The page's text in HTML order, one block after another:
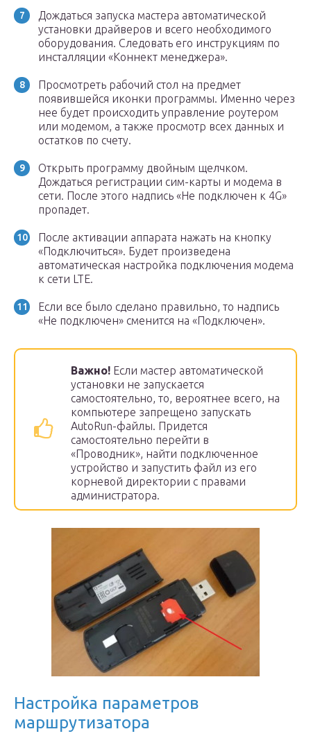
Дождаться запуска мастера автоматической
установки драйверов и всего необходимого
оборудования. Следовать его инструкциям по
инсталляции «Коннект менеджера».
Просмотреть рабочий стол на предмет
появившейся иконки программы. Именно через
нее будет происходить управление роутером
или модемом, а также просмотр всех данных и
остатков по счету.
Открыть программу двойным щелчком.
Дождаться регистрации сим-карты и модема в
сети. После этого надпись «Не подключен к 4G»
пропадет.
После активации аппарата нажать на кнопку
«Подключиться». Будет произведена
автоматическая настройка подключения модема
к сети LTE.
Если все было сделано правильно, то надпись
«Не подключен» сменится на «Подключен».
Важно! Если мастер автоматической
установки не запускается
самостоятельно, то, вероятнее всего, на
компьютере запрещено запускать
AutoRun-файлы. Придется
самостоятельно перейти в
«Проводник», найти подключенное
устройство и запустить файл из его
корневой директории с правами
администратора.
Настройка параметров
маршрутизатора